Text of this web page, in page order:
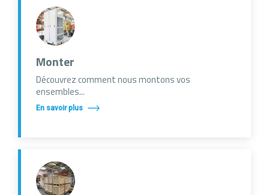
Monter
Découvrez comment nous montons vos
ensembles...
En savoir plus